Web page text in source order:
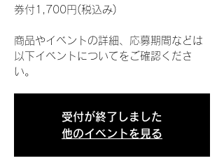
券付1,700円(税込み)
商品やイベントの詳細、応募期間などは
以下イベントについてをご確認くださ
い。
受付が終了しました
他のイベントを見る